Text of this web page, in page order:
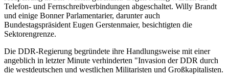
Telefon- und Fernschreibverbindungen abgeschaltet. Willy Brandt
und einige Bonner Parlamentarier, darunter auch
Bundestagspräsident Eugen Gerstenmaier, besichtigten die
Sektorengrenze.
Die DDR-Regierung begründete ihre Handlungsweise mit einer
angeblich in letzter Minute verhinderten "Invasion der DDR durch
die westdeutschen und westlichen Militaristen und Großkapitalisten.